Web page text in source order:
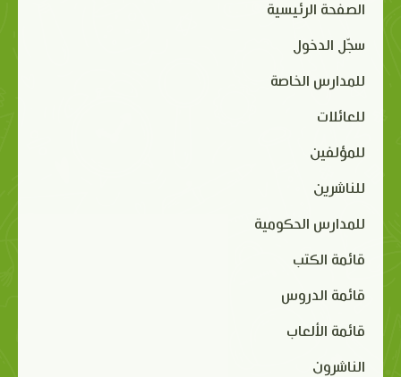
الصفحة الرئيسية
سجّل الدخول
للمدارس الخاصة
للعائلات
للمؤلفين
للناشرين
للمدارس الحكومية
قائمة الكتب
قائمة الدروس
قائمة الألعاب
الناشرون